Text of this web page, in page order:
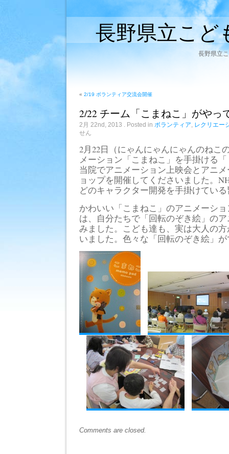
長野県立こど
長野県立
« 2/19 ボランティア交流会開催
2/22 チーム「こまねこ」がやっ
2月 22nd, 2013 . Posted in ボランティア
レクリエー
せん
2月22日（にゃんにゃんにゃんのねこ
メーション「こまねこ」を手掛ける
当院でアニメーション上映会とアニ
ョップを開催してくださいました。
どのキャラクター開発を手掛けてい
かわいい「こまねこ」のアニメーシ
は、自分たちで「回転のぞき絵」の
みました。こども達も、実は大人の
いました。色々な「回転のぞき絵」
Comments are closed.